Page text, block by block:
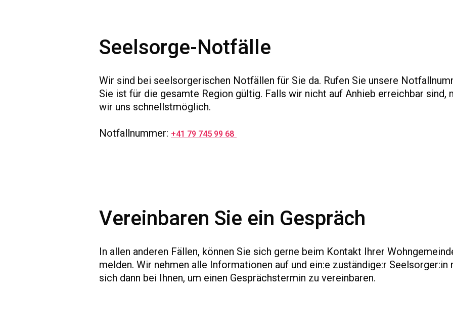
Seelsorge-Notfälle
Wir sind bei seelsorgerischen Notfällen für Sie da. Rufen Sie unsere
Sie ist für die gesamte Region gültig. Falls wir nicht auf Anhieb erreichbar sind,
wir uns schnellstmöglich.
Notfallnummer: +41 79 745 99 68
Vereinbaren Sie ein Gespräch
In allen anderen Fällen, können Sie sich gerne beim Kontakt Ihrer
melden. Wir nehmen alle Informationen auf und ein:e zuständige:r Seelsorger:in
sich dann bei Ihnen, um einen Gesprächstermin zu vereinbaren.